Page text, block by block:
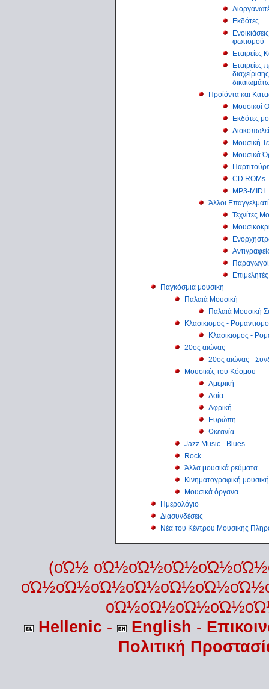
Εκδότες
φωτισμού
Εταιρείες
Εταιρείες
Προϊόντα και
Μουσικοί
Εκδότες
Μουσική
Μουσικά
CD ROMs
MP3-MIDI
Άλλοι
Τεχνίτες
Παγκόσμια μουσική
Παλαιά Μουσική
Παλαιά Μουσική
Κλασικισμός -
Κλασικισμός -
20ος αιώνας
20ος αιώνας -
Μουσικές του Κόσμου
Αμερική
Ασία
Αφρική
Ευρώπη
Ωκεανία
Jazz Music - Blues
Rock
Άλλα μουσικά ρεύματα
Κινηματογραφική μουσική
Μουσικά όργανα
Ημερολόγιο
Διασυνδέσεις
Νέα του Κέντρου Μουσικής
(οΏ½
Hellenic - English -
Πολιτική